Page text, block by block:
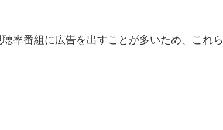
率番組に広告を出すことが多いため、これ